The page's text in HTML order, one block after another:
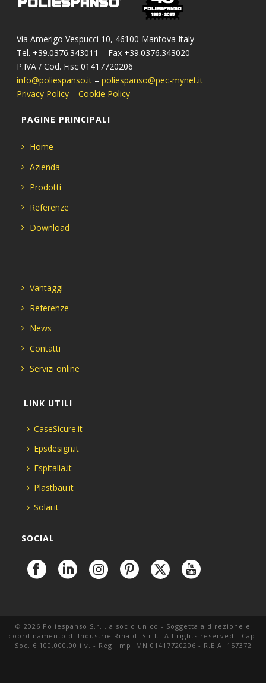
Via Amerigo Vespucci 10, 46100 Mantova Italy
Tel. +39.0376.343011 – Fax +39.0376.343020
P.IVA / Cod. Fisc 01417720206
info@poliespanso.it –poliespanso@pec-mynet.it
Privacy Policy –Cookie Policy
PAGINE PRINCIPALI
Home
Azienda
Prodotti
Referenze
Download
Vantaggi
Referenze
News
Contatti
Servizi online
LINK UTILI
CaseSicure.it
Epsdesign.it
Espitalia.it
Plastbau.it
Solai.it
SOCIAL
© 2026 Poliespanso S.r.l. a socio unico - Soggetta a direzione e
coordinamento di Industrie Rinaldi S.r.l.- All rights reserved - Cap.
Soc. € 100.000,00 i.v. - Reg. Imp. MN 01417720206 - R.E.A. 157372